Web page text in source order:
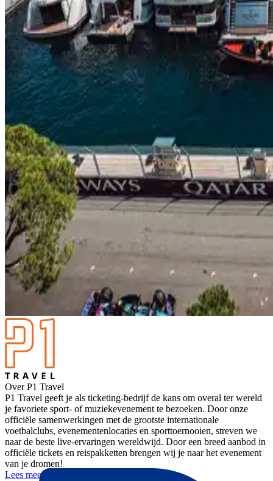
Over P1 Travel
P1 Travel geeft je als ticketing-bedrijf de kans om overal ter wereld
je favoriete sport- of muziekevenement te bezoeken. Door onze
officiële samenwerkingen met de grootste internationale
voetbalclubs, evenementenlocaties en sporttoernooien, streven we
naar de beste live-ervaringen wereldwijd. Door een breed aanbod in
officiële tickets en reispakketten brengen wij je naar het evenement
van je dromen!
Lees meer